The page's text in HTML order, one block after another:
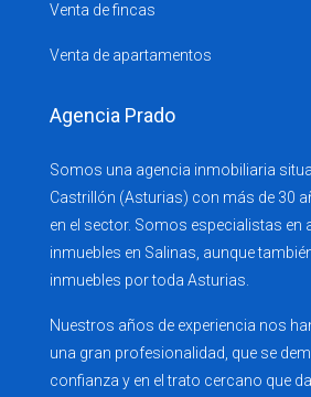
Venta de fincas
Venta de apartamentos
Agencia Prado
Somos una agencia inmobiliaria
Castrillón (Asturias) con más de 30
en el sector. Somos especialistas en
inmuebles en Salinas, aunque
inmuebles por toda Asturias.
Nuestros años de experiencia nos
una gran profesionalidad, que se
confianza y en el trato cercano que